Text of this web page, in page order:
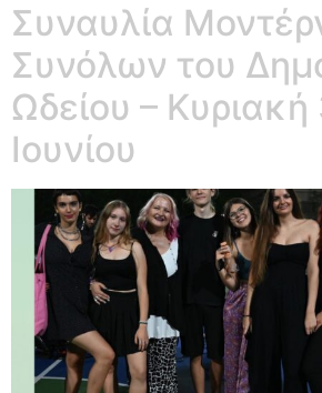
Συναυλία
Συνόλων του
Ωδείου – Κυριακή
Ιουνίου